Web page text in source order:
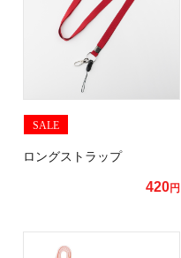
SALE
ロングストラップ
420円